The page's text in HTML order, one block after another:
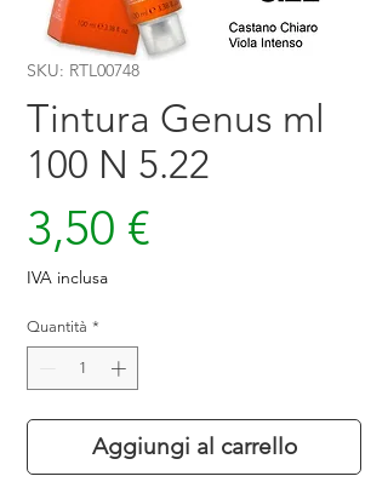
SKU: RTL00748
Tintura Genus ml
100 N 5.22
3,50 €
IVA inclusa
Quantità *
Aggiungi al carrello